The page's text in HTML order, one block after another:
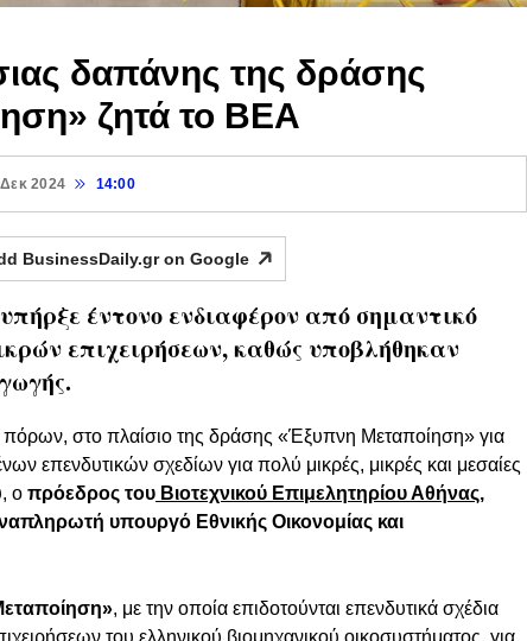
δαπάνης της δράσης
ζητά το ΒΕΑ
2024 14:00
BusinessDaily.gr on Google
έντονο ενδιαφέρον από σημαντικό
επιχειρήσεων, καθώς υποβλήθηκαν
στο πλαίσιο της δράσης «Έξυπνη Μεταποίηση» για
επενδυτικών σχεδίων για πολύ μικρές, μικρές και μεσαίες
ο πρόεδρος του Βιοτεχνικού Επιμελητηρίου Αθήνας,
υπουργό Εθνικής Οικονομίας και
, με την οποία επιδοτούνται επενδυτικά σχέδια
του ελληνικού βιομηχανικού οικοσυστήματος, για